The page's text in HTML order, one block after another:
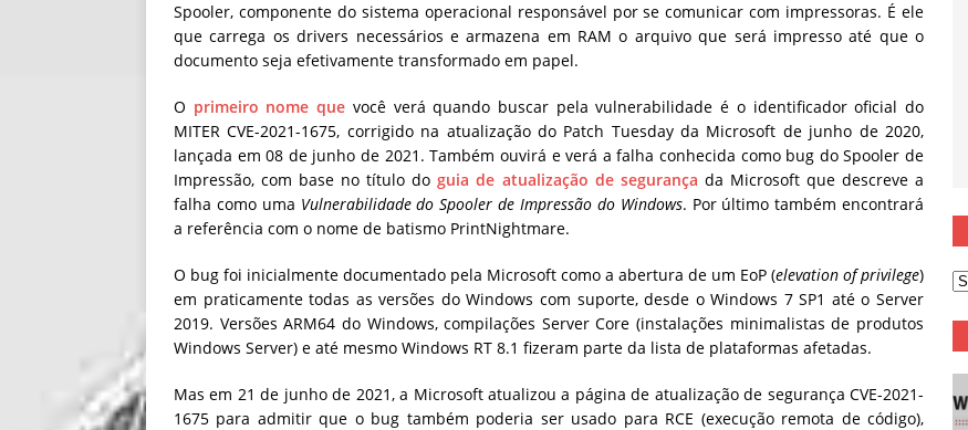
Spooler, componente do sistema operacional responsável por se comunicar com impressoras. É ele
que carrega os drivers necessários e armazena em RAM o arquivo que será impresso até que o
documento seja efetivamente transformado em papel.
O primeiro nome que você verá quando buscar pela vulnerabilidade é o identificador oficial do
MITER CVE-2021-1675, corrigido na atualização do Patch Tuesday da Microsoft de junho de 2020,
lançada em 08 de junho de 2021. Também ouvirá e verá a falha conhecida como bug do Spooler de
Impressão, com base no título doguia de atualização de segurança da Microsoft que descreve a
falha como uma Vulnerabilidade do Spooler de Impressão do Windows. Por último também encontrará
a referência com o nome de batismo PrintNightmare.
O bug foi inicialmente documentado pela Microsoft como a abertura de um EoP (elevation of privilege)
em praticamente todas as versões do Windows com suporte, desde o Windows 7 SP1 até o Server
2019. Versões ARM64 do Windows, compilações Server Core (instalações minimalistas de produtos
Windows Server) e até mesmo Windows RT 8.1 fizeram parte da lista de plataformas afetadas.
Mas em 21 de junho de 2021, a Microsoft atualizou a página de atualização de segurança CVE-2021-
1675 para admitir que o bug também poderia ser usado para RCE (execução remota de código),